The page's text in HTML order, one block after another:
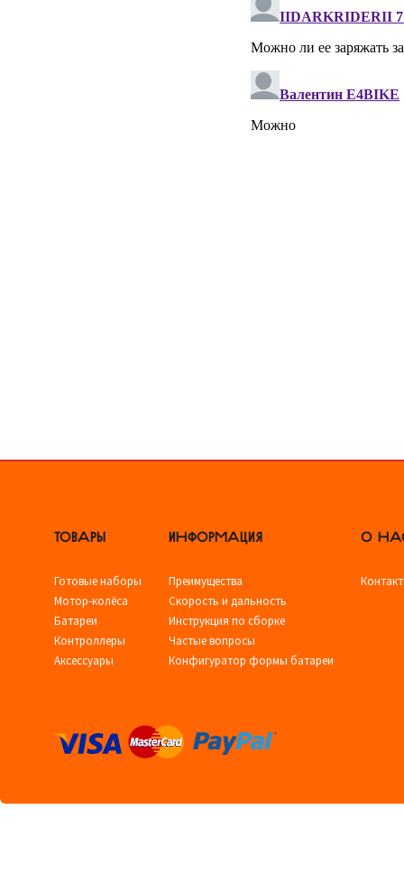
ТОВАРЫ
Готовые наборы
Мотор-колёса
Батареи
Контроллеры
Аксессуары
ИНФОРМАЦИЯ
Преимущества
Скорость и дальность
Инструкция по сборке
Частые вопросы
Конфигуратор формы батареи
О